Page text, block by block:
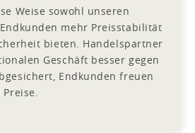
Weise sowohl unseren
mehr Preisstabilität
bieten. Handelspartner
Geschäft besser gegen
Endkunden freuen